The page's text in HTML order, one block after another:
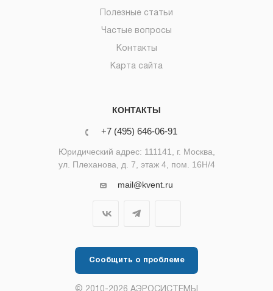
Полезные статьи
Частые вопросы
Контакты
Карта сайта
КОНТАКТЫ
+7 (495) 646-06-91
Юридический адрес: 111141, г. Москва,
ул. Плеханова, д. 7, этаж 4, пом. 16Н/4
mail@kvent.ru
Сообщить о проблеме